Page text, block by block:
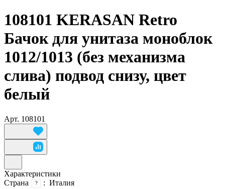
108101 KERASAN Retro
Бачок для унитаза моноблок
1012/1013 (без механизма
слива) подвод снизу, цвет
белый
Арт. 108101
Характеристики
Страна
? : Италия